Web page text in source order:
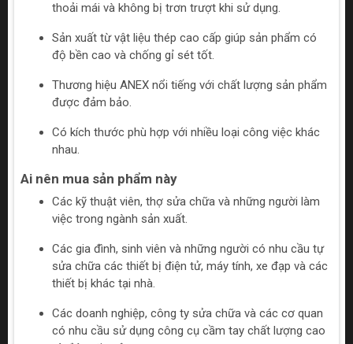
thoải mái và không bị trơn trượt khi sử dụng.
Sản xuất từ vật liệu thép cao cấp giúp sản phẩm có
độ bền cao và chống gỉ sét tốt.
Thương hiệu ANEX nổi tiếng với chất lượng sản phẩm
được đảm bảo.
Có kích thước phù hợp với nhiều loại công việc khác
nhau.
Ai nên mua sản phẩm này
Các kỹ thuật viên, thợ sửa chữa và những người làm
việc trong ngành sản xuất.
Các gia đình, sinh viên và những người có nhu cầu tự
sửa chữa các thiết bị điện tử, máy tính, xe đạp và các
thiết bị khác tại nhà.
Các doanh nghiệp, công ty sửa chữa và các cơ quan
có nhu cầu sử dụng công cụ cầm tay chất lượng cao